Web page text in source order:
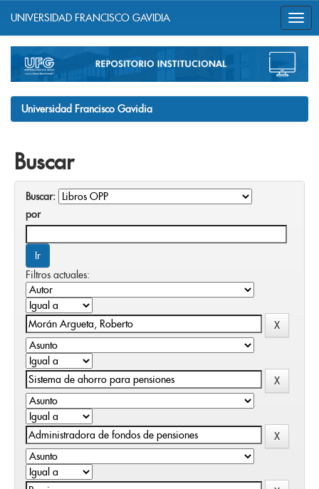
navigation
UNIVERSIDAD FRANCISCO GAVIDIA
Universidad Francisco Gavidia
Buscar
Buscar:
por
Filtros actuales: